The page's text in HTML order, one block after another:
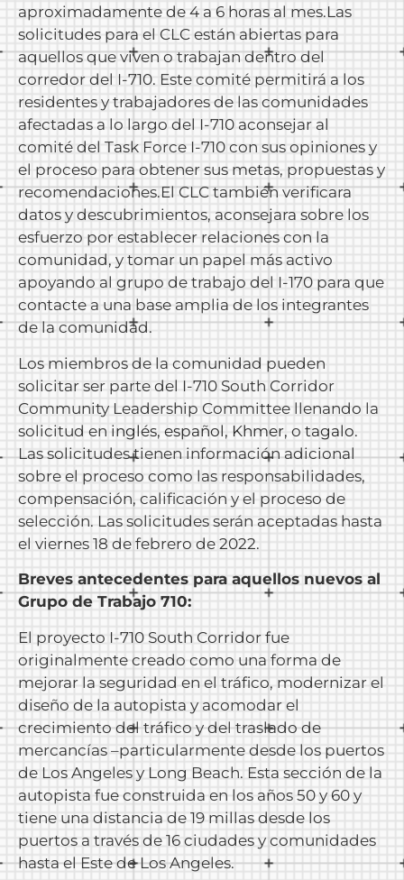
aproximadamente de 4 a 6 horas al mes.Las
solicitudes para el CLC están abiertas para
aquellos que viven o trabajan dentro del
corredor del I-710. Este comité permitirá a los
residentes y trabajadores de las comunidades
afectadas a lo largo del I-710 aconsejar al
comité del Task Force I-710 con sus opiniones y
el proceso para obtener sus metas, propuestas y
recomendaciones.El CLC también verificara
datos y descubrimientos, aconsejara sobre los
esfuerzo por establecer relaciones con la
comunidad, y tomar un papel más activo
apoyando al grupo de trabajo del I-170 para que
contacte a una base amplia de los integrantes
de la comunidad.
Los miembros de la comunidad pueden
solicitar ser parte del I-710 South Corridor
Community Leadership Committee llenando la
solicitud en inglés, español, Khmer, o tagalo.
Las solicitudes tienen información adicional
sobre el proceso como las responsabilidades,
compensación, calificación y el proceso de
selección. Las solicitudes serán aceptadas hasta
el viernes 18 de febrero de 2022.
Breves antecedentes para aquellos nuevos al
Grupo de Trabajo 710:
El proyecto I-710 South Corridor fue
originalmente creado como una forma de
mejorar la seguridad en el tráfico, modernizar el
diseño de la autopista y acomodar el
crecimiento del tráfico y del traslado de
mercancías –particularmente desde los puertos
de Los Angeles y Long Beach. Esta sección de la
autopista fue construida en los años 50 y 60 y
tiene una distancia de 19 millas desde los
puertos a través de 16 ciudades y comunidades
hasta el Este de Los Angeles.